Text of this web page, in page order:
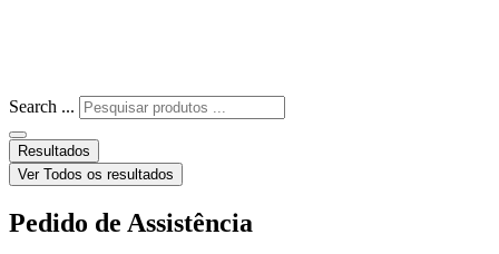
Search ...
Resultados
Ver Todos os resultados
Pedido de Assistência